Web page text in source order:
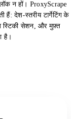
न हों। ProxyScrape
हैं: देश-स्तरीय टार्गेटिंग के
स्टिकी सेशन, और मुफ़्त
है।